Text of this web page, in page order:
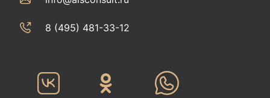
8 (495) 481-33-12‬‬